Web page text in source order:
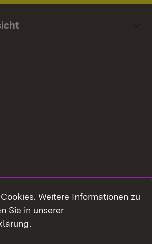
Weitere Informationen zu
Sie in unserer
.